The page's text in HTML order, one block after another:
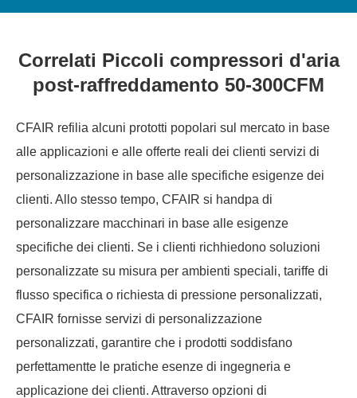
Correlati Piccoli compressori d'aria
post-raffreddamento 50-300CFM
CFAIR refilia alcuni prototti popolari sul mercato in base
alle applicazioni e alle offerte reali dei clienti servizi di
personalizzazione in base alle specifiche esigenze dei
clienti. Allo stesso tempo, CFAIR si handpa di
personalizzare macchinari in base alle esigenze
specifiche dei clienti. Se i clienti richhiedono soluzioni
personalizzate su misura per ambienti speciali, tariffe di
flusso specifica o richiesta di pressione personalizzati,
CFAIR fornisse servizi di personalizzazione
personalizzati, garantire che i prodotti soddisfano
perfettamentte le pratiche esenze di ingegneria e
applicazione dei clienti. Attraverso opzioni di